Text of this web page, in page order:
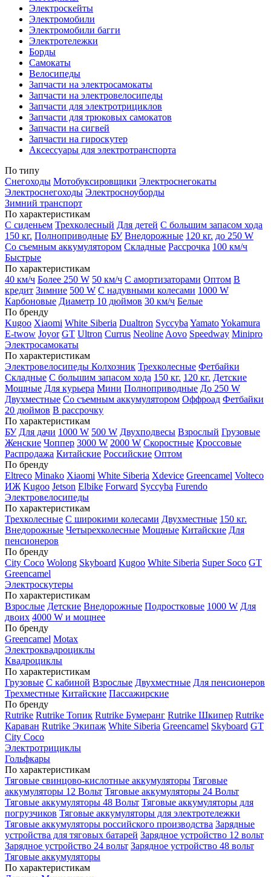
Электроскейты
Электромобили
Электромобили багги
Электротележки
Борды
Самокаты
Велосипеды
Запчасти на электросамокаты
Запчасти на электровелосипеды
Запчасти для электротрициклов
Запчасти для трюковых самокатов
Запчасти на сигвей
Запчасти на гироскутер
Аксессуары для электротранспорта
По типу
Снегоходы Мотобуксировщики Электроснегокаты
Электроснегоходы Электросноуборды
Зимний транспорт
По характеристикам
С сиденьем Трехколесный Для детей С большим запасом хода
150 кг. Полноприводные БУ Внедорожные 120 кг. до 250 W
Со съемным аккумулятором Складные Рассрочка 100 км/ч
Быстрые
По характеристикам
40 км/ч Более 250 W 50 км/ч С амортизаторами Оптом В
кредит Зимние 500 W С надувными колесами 1000 W
Карбоновые Диаметр 10 дюймов 30 км/ч Белые
По бренду
Kugoo Xiaomi White Siberia Dualtron Syccyba YamatoYokamura
E-twow Joyor GT Ultron Currus Neoline Aovo Speedway Minipro
Электросамокаты
По характеристикам
Электровелосипеды Колхозник Трехколесные Фетбайки
Складные С большим запасом хода 150 кг. 120 кг. Детские
Мощные Для курьера Мини Полноприводные До 250 W
Двухместные Со съемным аккумулятором Оффроад Фетбайки
20 дюймов В рассрочку
По характеристикам
БУ Для дачи 1000 W 500 W Двухподвесы Взрослый Грузовые
Женские Чоппер 3000 W 2000 W Скоростные Кроссовые
Распродажа Китайские Российские Оптом
По бренду
Eltreco Minako Xiaomi White Siberia Xdevice Greencamel Volteco
ИЖ Kugoo Jetson Elbike Forward Syccyba Furendo
Электровелосипеды
По характеристикам
Трехколесные С широкими колесами Двухместные 150 кг.
Внедорожные Четырехколесные Мощные Китайские Для
пенсионеров
По бренду
City Coco Wolong Skyboard Kugoo White Siberia Super Soco GT
Greencamel
Электроскутеры
По характеристикам
Взрослые Детские Внедорожные Подростковые 1000 W Для
двоих 4000 W и мощнее
По бренду
Greencamel Motax
Электроквадроциклы
Квадроциклы
По характеристикам
Грузовые С кабиной Взрослые Двухместные Для пенсионеров
Трехместные Китайские Пассажирские
По бренду
Rutrike Rutrike Топик Rutrike Бумеранг Rutrike Шкипер Rutrike
Караван Rutrike Экипаж White Siberia Greencamel Skyboard GT
City Coco
Электротрициклы
Гольфкары
По характеристикам
Тяговые свинцово-кислотные аккумуляторы Тяговые
аккумуляторы 12 Вольт Тяговые аккумуляторы 24 Вольт
Тяговые аккумуляторы 48 Вольт Тяговые аккумуляторы для
погрузчиков Тяговые аккумуляторы для электротележки
Тяговые аккумуляторы российского производства Зарядные
устройства для тяговых батарей Зарядное устройство 12 вольт
Зарядное устройство 24 вольт Зарядное устройство 48 вольт
Тяговые аккумуляторы
По характеристикам